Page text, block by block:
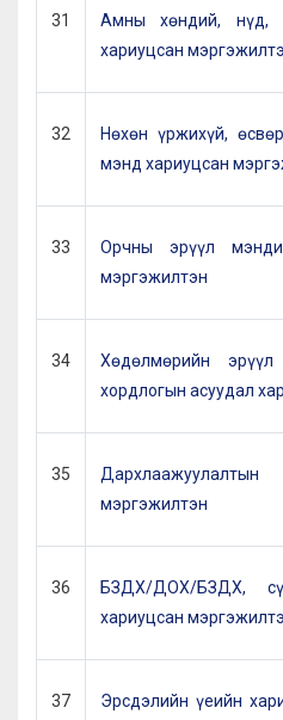
31
Амны хөндий, нүд,
хариуцсан
32
Нөхөн үржихүй,
мэнд хариуцсан
33
Орчны эрүүл
мэргэжилтэн
34
Хөдөлмөрийн
хордлогын асуудал
35
мэргэжилтэн
36
БЗДХ/ДОХ/БЗДХ,
хариуцсан
37
Эрсдэлийн үеийн